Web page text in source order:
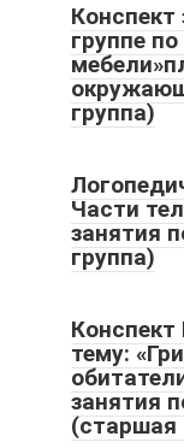
Конспект
группе
группа)
Части
занятия
группа)
тему:
занятия
(старшая